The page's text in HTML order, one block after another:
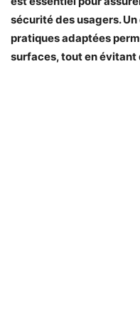
sécurité des usagers.
pratiques adaptées
surfaces, tout en évitant